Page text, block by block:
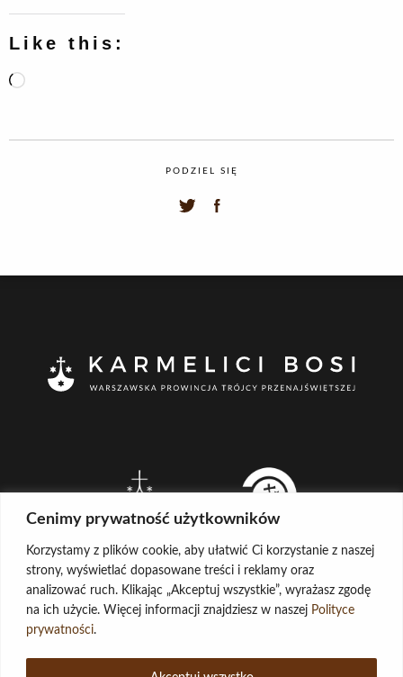
Cenimy prywatność użytkowników
Korzystamy z plików cookie, aby ułatwić Ci korzystanie z naszej
strony, wyświetlać dopasowane treści i reklamy oraz
analizować ruch. Klikając „Akceptuj wszystkie”, wyrażasz zgodę
na ich użycie. Więcej informacji znajdziesz w naszej Polityce
prywatności.
Like this:
Loading…
PODZIEL SIĘ
CREATED BY
COPYRIGHT © KARMELICI BOSI LOG IN